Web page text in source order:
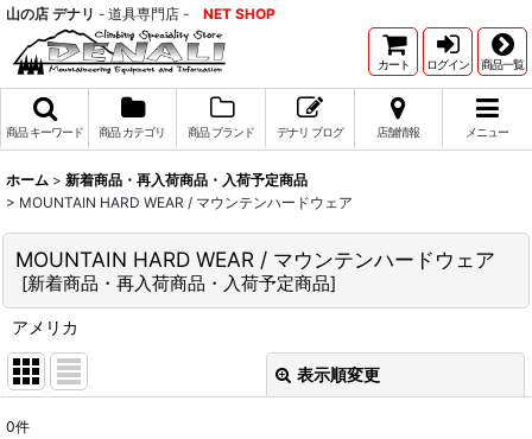
山の店 デナリ - 道具専門店 - NET SHOP
カート ログイン 商品一覧
商品 キーワード 商品 カテゴリ 商品 ブランド デナリ ブログ 店舗情報 メニュー
ホーム > 新着商品・再入荷商品・入荷予定商品
> MOUNTAIN HARD WEAR / マウンテンハードウェア
MOUNTAIN HARD WEAR / マウンテンハードウェア
[新着商品・再入荷商品・入荷予定商品]
アメリカ
表示順変更
0件